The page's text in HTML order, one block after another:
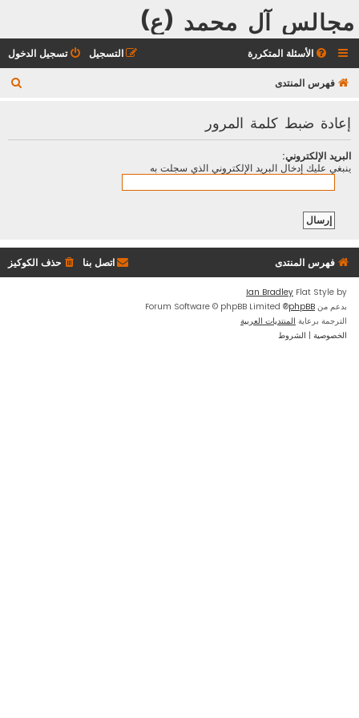
مجالس آل محمد (ع)
الأسئلة المتكررة تسجيل الدخول التسجيل
فهرس المنتدى
إعادة ضبط كلمة المرور
البريد الإلكتروني:
ينبغي عليك إدخال البريد الإلكتروني الذي سجلت به
فهرس المنتدى حذف الكوكيز اتصل بنا
Flat Style by
Ian Bradley
بدعم من phpBB
® Forum Software © phpBB Limited
الترجمة برعاية المنتديات العربية
الخصوصية | الشروط